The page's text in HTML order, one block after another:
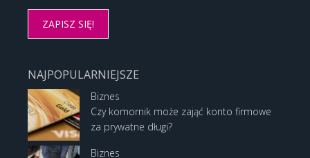
NAJPOPULARNIEJSZE
Biznes
Czy komornik może zająć konto firmowe
za prywatne długi?
Biznes